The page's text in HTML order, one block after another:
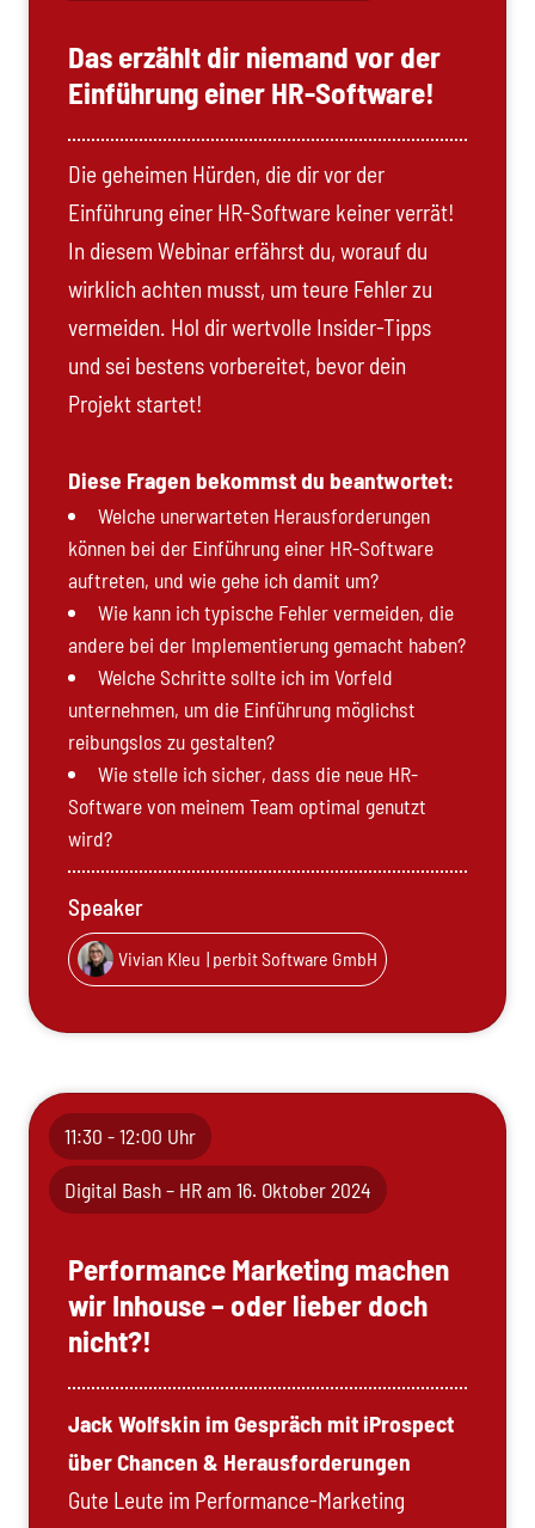
Das erzählt dir niemand vor der
Einführung einer HR-Software!
Die geheimen Hürden, die dir vor der
Einführung einer HR-Software keiner verrät!
In diesem Webinar erfährst du, worauf du
wirklich achten musst, um teure Fehler zu
vermeiden. Hol dir wertvolle Insider-Tipps
und sei bestens vorbereitet, bevor dein
Projekt startet!
Diese Fragen bekommst du beantwortet:
Welche unerwarteten Herausforderungen
können bei der Einführung einer HR-Software
auftreten, und wie gehe ich damit um?
Wie kann ich typische Fehler vermeiden, die
andere bei der Implementierung gemacht haben?
Welche Schritte sollte ich im Vorfeld
unternehmen, um die Einführung möglichst
reibungslos zu gestalten?
Wie stelle ich sicher, dass die neue HR-
Software von meinem Team optimal genutzt
wird?
Speaker
Vivian Kleu | perbit Software GmbH
11:30 - 12:00 Uhr
Digital Bash – HR am 16. Oktober 2024
Performance Marketing machen
wir Inhouse – oder lieber doch
nicht?!
Jack Wolfskin im Gespräch mit iProspect
über Chancen & Herausforderungen
Gute Leute im Performance-Marketing